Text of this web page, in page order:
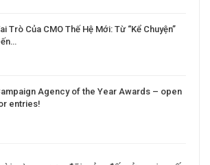
Trò Của CMO Thế Hệ Mới: Từ “Kể Chuyện”
Agency of the Year Awards – open
entries!